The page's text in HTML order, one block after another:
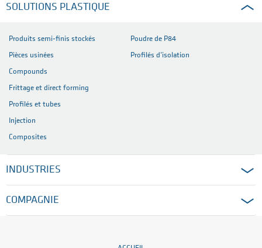
SOLUTIONS PLASTIQUE
Produits semi-finis stockés
Pièces usinées
Compounds
Frittage et direct forming
Profilés et tubes
Injection
Composites
Poudre de P84
Profilés d’isolation
INDUSTRIES
COMPAGNIE